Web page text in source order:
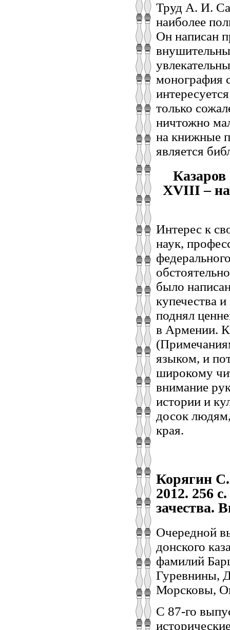
Труд А. И.
наиболее
Он написан
монография
только
ничтожно
на книжные
является
XVIII –
Интерес к
наук,
было
купечества
поднял
в Армении.
языком, и
широкому
внимание
истории и
досок
края.
Корягин
2012. 256
зачества.
Очередной
донского
фамилий
Гуревнины,
Морсковы,
С 87-го